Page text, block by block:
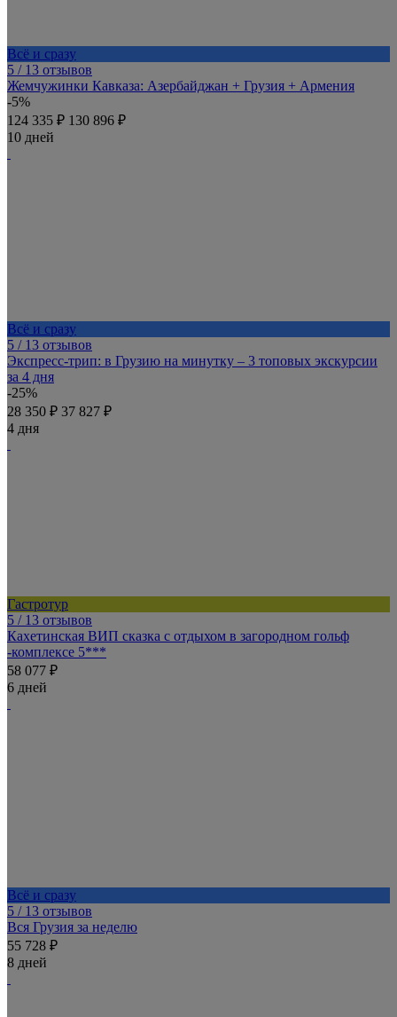
Всё и сразу
5 / 13 отзывов
Жемчужинки Кавказа: Азербайджан + Грузия + Армения
-5%
124 335 ₽ 130 896 ₽
10 дней
Всё и сразу
5 / 13 отзывов
Экспресс-трип: в Грузию на минутку – 3 топовых экскурсии
за 4 дня
-25%
28 350 ₽ 37 827 ₽
4 дня
Гастротур
5 / 13 отзывов
Кахетинская ВИП сказка с отдыхом в загородном гольф
-комплексе 5***
58 077 ₽
6 дней
Всё и сразу
5 / 13 отзывов
Вся Грузия за неделю
55 728 ₽
8 дней